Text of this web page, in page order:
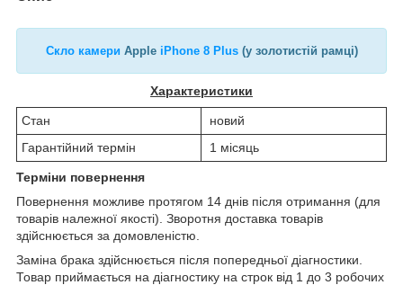
Скло камери Apple iPhone 8 Plus(у золотистій рамці)
Характеристики
Стан
новий
Гарантійний термін
1 місяць
Терміни повернення
Повернення можливе протягом 14 днів після отримання (для
товарів належної якості). Зворотня доставка товарів
здійснюється за домовленістю.
Заміна брака здійснюється після попередньої діагностики.
Товар приймається на діагностику на строк від 1 до 3 робочих